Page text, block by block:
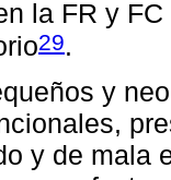
la FR y
29.
y
y de mala